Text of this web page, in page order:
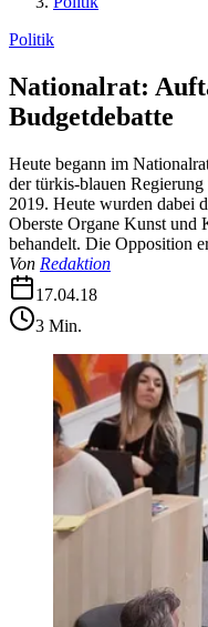
Politik
Nationalrat:
Budgetdebatte
Heute begann im
der türkis-blauen
2019. Heute wurden dabei
Oberste Organe Kunst und
behandelt. Die Opposition
Von Redaktion
17.04.18
3 Min.